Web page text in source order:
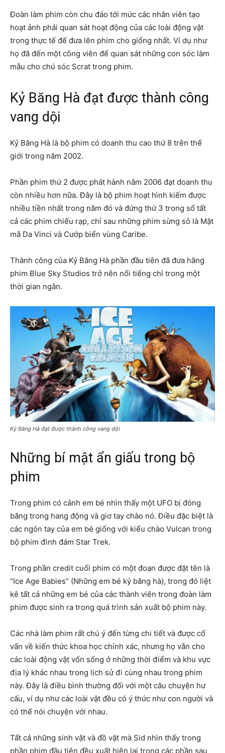
Đoàn làm phim còn chu đáo tới mức các nhân viên tạo
hoạt ảnh phải quan sát hoạt động của các loài động vật
trong thực tế để đưa lên phim cho giống nhất. Ví dụ như
họ đã đến một công viên để quan sát những con sóc làm
mẫu cho chú sóc Scrat trong phim.
Kỷ Băng Hà đạt được thành công
vang dội
Kỷ Băng Hà là bộ phim có doanh thu cao thứ 8 trên thế
giới trong năm 2002.
Phần phim thứ 2 được phát hành năm 2006 đạt doanh thu
còn nhiều hơn nữa. Đây là bộ phim hoạt hình kiếm được
nhiều tiền nhất trong năm đó và đứng thứ 3 trong số tất
cả các phim chiếu rạp, chỉ sau những phim sừng sỏ là Mật
mã Da Vinci và Cướp biển vùng Caribe.
Thành công của Kỷ Băng Hà phần đầu tiên đã đưa hãng
phim Blue Sky Studios trở nên nổi tiếng chỉ trong một
thời gian ngắn.
Kỷ Băng Hà đạt được thành công vang dội
Những bí mật ẩn giấu trong bộ
phim
Trong phim có cảnh em bé nhìn thấy một UFO bị đóng
băng trong hang động và giơ tay chào nó. Điều đặc biệt là
các ngón tay của em bé giống với kiểu chào Vulcan trong
bộ phim đình đám Star Trek.
Trong phần credit cuối phim có một đoạn được đặt tên là
“Ice Age Babies” (Những em bé kỷ băng hà), trong đó liệt
kê tất cả những em bé của các thành viên trong đoàn làm
phim được sinh ra trong quá trình sản xuất bộ phim này.
Các nhà làm phim rất chú ý đến từng chi tiết và được cố
vấn về kiến thức khoa học chính xác, nhưng họ vẫn cho
các loài động vật vốn sống ở những thời điểm và khu vực
địa lý khác nhau trong lịch sử đi cùng nhau trong phim
này. Đây là điều bình thường đối với một câu chuyện hư
cấu, ví dụ như các loài vật đều có ý thức như con người và
có thể nói chuyện với nhau.
Tất cả những sinh vật và đồ vật mà Sid nhìn thấy trong
phần phim đầu tiên đều xuất hiện lại trong các phần sau